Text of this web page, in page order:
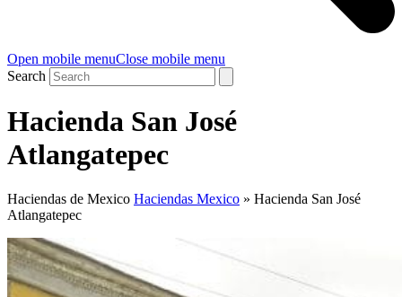
Open mobile menuClose mobile menu
Search
Hacienda San José
Atlangatepec
Haciendas de Mexico Haciendas Mexico » Hacienda San José
Atlangatepec